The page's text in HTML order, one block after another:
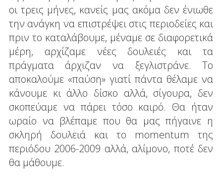
οι τρεις μήνες, κανείς μας ακόμα δεν ένιωθε
την ανάγκη να επιστρέψει στις περιοδείες και
πριν το καταλάβουμε, μέναμε σε διαφορετικά
μέρη, αρχίζαμε νέες δουλειές και τα
πράγματα άρχιζαν να ξεγλιστράνε. Το
αποκαλούμε «παύση» γιατί πάντα θέλαμε να
κάνουμε κι άλλο δίσκο αλλά, σίγουρα, δεν
σκοπεύαμε να πάρει τόσο καιρό. Θα ήταν
ωραίο να βλέπαμε που θα μας πήγαινε η
σκληρή δουλειά και το momentum της
περιόδου 2006-2009 αλλά, αλίμονο, ποτέ δεν
θα μάθουμε.